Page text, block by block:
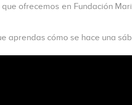
que ofrecemos en Fundación
aprendas cómo se hace una